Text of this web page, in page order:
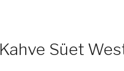
Kahve Süet